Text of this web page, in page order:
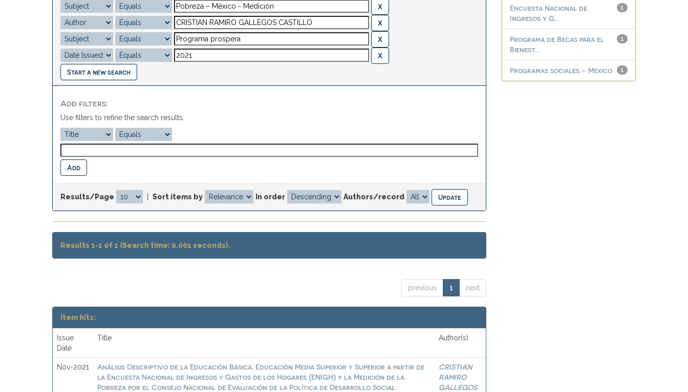
Start a new search
Add filters:
Use filters to refine the search results.
Results/Page Sort items by In order Authors/record
Results 1-1 of 1 (Search time: 0.001 seconds).
previous 1 next
Item hits:
Issue
Date
Title Author(s)
Nov-2021
Análisis Descriptivo de la Educación Básica, Educación Media Superior y Superior a partir de
la Encuesta Nacional de Ingresos y Gastos de los Hogares (ENIGH) y la Medición de la
Pobreza por el Consejo Nacional de Evaluación de la Política de Desarrollo Social
CRISTIAN
RAMIRO
GALLEGOS
1
Encuesta Nacional de
Ingresos y G...
1
Programa de Becas para el
Bienest...
1
Programas sociales – México